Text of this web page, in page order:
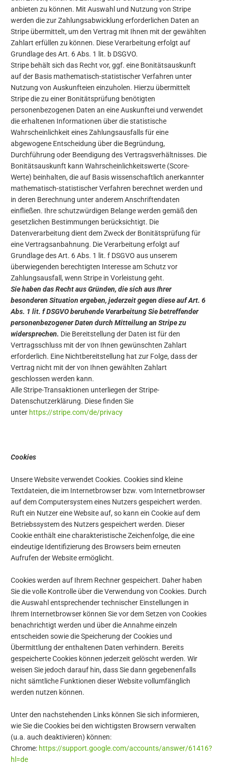
anbieten zu können. Mit Auswahl und Nutzung von Stripe
werden die zur Zahlungsabwicklung erforderlichen Daten an
Stripe übermittelt, um den Vertrag mit Ihnen mit der gewählten
Zahlart erfüllen zu können. Diese Verarbeitung erfolgt auf
Grundlage des Art. 6 Abs. 1 lit. b DSGVO.
Stripe behält sich das Recht vor, ggf. eine Bonitätsauskunft
auf der Basis mathematisch-statistischer Verfahren unter
Nutzung von Auskunfteien einzuholen. Hierzu übermittelt
Stripe die zu einer Bonitätsprüfung benötigten
personenbezogenen Daten an eine Auskunftei und verwendet
die erhaltenen Informationen über die statistische
Wahrscheinlichkeit eines Zahlungsausfalls für eine
abgewogene Entscheidung über die Begründung,
Durchführung oder Beendigung des Vertragsverhältnisses. Die
Bonitätsauskunft kann Wahrscheinlichkeitswerte (Score-
Werte) beinhalten, die auf Basis wissenschaftlich anerkannter
mathematisch-statistischer Verfahren berechnet werden und
in deren Berechnung unter anderem Anschriftendaten
einfließen. Ihre schutzwürdigen Belange werden gemäß den
gesetzlichen Bestimmungen berücksichtigt. Die
Datenverarbeitung dient dem Zweck der Bonitätsprüfung für
eine Vertragsanbahnung. Die Verarbeitung erfolgt auf
Grundlage des Art. 6 Abs. 1 lit. f DSGVO aus unserem
überwiegenden berechtigten Interesse am Schutz vor
Zahlungsausfall, wenn Stripe in Vorleistung geht.
Sie haben das Recht aus Gründen, die sich aus Ihrer
besonderen Situation ergeben, jederzeit gegen diese auf Art. 6
Abs. 1 lit. f DSGVO beruhende Verarbeitung Sie betreffender
personenbezogener Daten durch Mitteilung an Stripe zu
widersprechen. Die Bereitstellung der Daten ist für den
Vertragsschluss mit der von Ihnen gewünschten Zahlart
erforderlich. Eine Nichtbereitstellung hat zur Folge, dass der
Vertrag nicht mit der von Ihnen gewählten Zahlart
geschlossen werden kann.
Alle Stripe-Transaktionen unterliegen der Stripe-
Datenschutzerklärung. Diese finden Sie
unter https://stripe.com/de/privacy
Cookies
Unsere Website verwendet Cookies. Cookies sind kleine
Textdateien, die im Internetbrowser bzw. vom Internetbrowser
auf dem Computersystem eines Nutzers gespeichert werden.
Ruft ein Nutzer eine Website auf, so kann ein Cookie auf dem
Betriebssystem des Nutzers gespeichert werden. Dieser
Cookie enthält eine charakteristische Zeichenfolge, die eine
eindeutige Identifizierung des Browsers beim erneuten
Aufrufen der Website ermöglicht.
Cookies werden auf Ihrem Rechner gespeichert. Daher haben
Sie die volle Kontrolle über die Verwendung von Cookies. Durch
die Auswahl entsprechender technischer Einstellungen in
Ihrem Internetbrowser können Sie vor dem Setzen von Cookies
benachrichtigt werden und über die Annahme einzeln
entscheiden sowie die Speicherung der Cookies und
Übermittlung der enthaltenen Daten verhindern. Bereits
gespeicherte Cookies können jederzeit gelöscht werden. Wir
weisen Sie jedoch darauf hin, dass Sie dann gegebenenfalls
nicht sämtliche Funktionen dieser Website vollumfänglich
werden nutzen können.
Unter den nachstehenden Links können Sie sich informieren,
wie Sie die Cookies bei den wichtigsten Browsern verwalten
(u.a. auch deaktivieren) können:
Chrome: https://support.google.com/accounts/answer/61416?
hl=de